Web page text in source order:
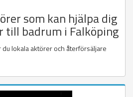
som kan hjälpa dig
till badrum i Falköping
lokala aktörer och återförsäljare